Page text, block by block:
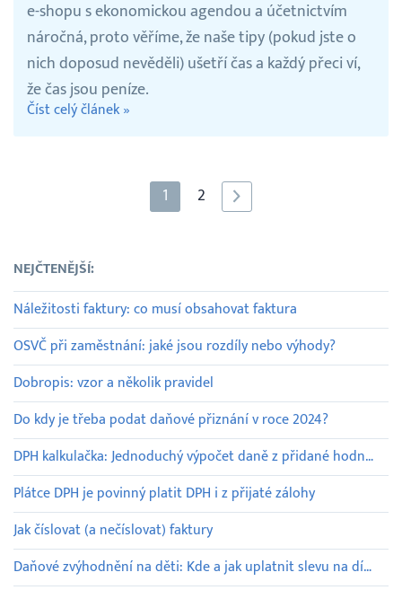
e-shopu s ekonomickou agendou a účetnictvím
náročná, proto věříme, že naše tipy (pokud jste o
nich doposud nevěděli) ušetří čas a každý přeci ví,
že čas jsou peníze.
Číst celý článek »
1 2
NEJČTENĚJŠÍ:
Náležitosti faktury: co musí obsahovat faktura
OSVČ při zaměstnání: jaké jsou rozdíly nebo výhody?
Dobropis: vzor a několik pravidel
Do kdy je třeba podat daňové přiznání v roce 2024?
DPH kalkulačka: Jednoduchý výpočet daně z přidané hodnoty
Plátce DPH je povinný platit DPH i z přijaté zálohy
Jak číslovat (a nečíslovat) faktury
Daňové zvýhodnění na děti: Kde a jak uplatnit slevu na dítě